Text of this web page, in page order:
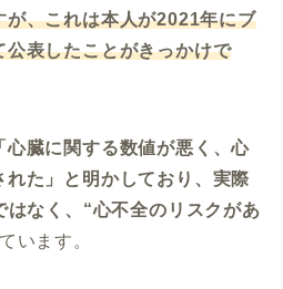
が、これは本人が2021年にブ
表したことがきっかけで
心臓に関する数値が悪く、心
た」と明かしており、実際
はなく、“心不全のリスクがあ
います。